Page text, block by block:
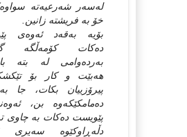
له‌سه‌ر شه‌رعیه‌ته‌
خۆ به‌ فریشته‌ زانین.
بۆیه‌ به‌قه‌د ئه‌وه‌ی
ده‌كات كۆمه‌ڵگه‌
به‌رده‌وامی له‌ بته‌
هه‌بێت و كار بۆ
پیرۆزییان بكات، جا
ده‌مامكێكه‌وه‌ بن،
پێویست ده‌كات به‌ چاوی
دڵه‌ڕاوكێوه‌ سه‌یری